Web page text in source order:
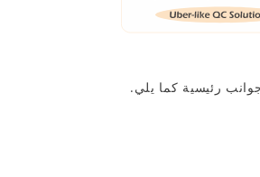
رئيسية كما يلي.